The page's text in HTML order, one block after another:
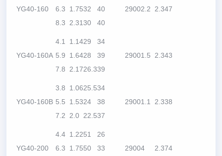
YG40-160
6.3
8.3
1.75
2.31
32
30
40
40
29002.2 2.347
YG40-160A
4.1
5.9
7.8
1.14
1.64
2.17
29
28
26.3
34
39
39
29001.5 2.343
YG40-160B
3.8
5.5
7.2
1.06
1.53
2.0
25.5
24
22.5
34
38
37
29001.1 2.338
YG40-200
4.4
6.3
1.22
1.75
51
50
26
33
29004 2.374